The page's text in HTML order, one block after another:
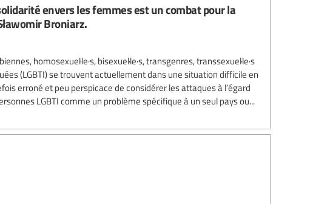
envers les femmes est un combat pour la
Broniarz.
homosexuel·le·s, bisexuel·le·s, transgenres, transsexuel·le·s
(LGBTI) se trouvent actuellement dans une situation difficile en
erroné et peu perspicace de considérer les attaques à l’égard
LGBTI comme un problème spécifique à un seul pays ou...